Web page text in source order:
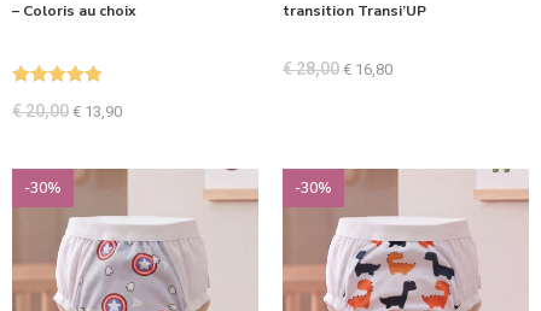
– Coloris au choix
€20,00 € 13,90
transition Transi’UP
€28,00 € 16,80
-30% -30%